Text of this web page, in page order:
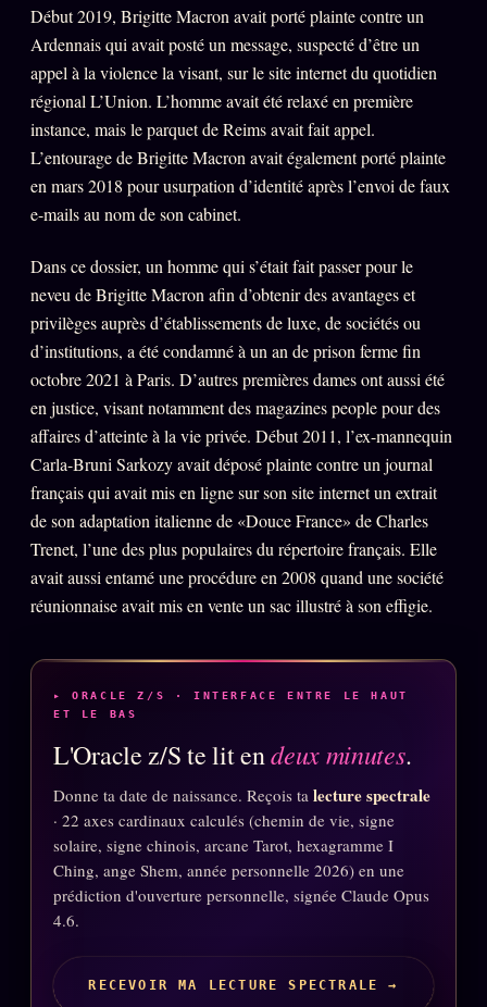
Prophétie confirmée
ÉDITORIAL
À propos
Founders
Équipe
Auteurs
Personas
Who is who
Qui baise qui
+18
Signatures
Charte éditoriale
Studios
Words Radio
PRATIQUE + LÉGAL
Archive complète
Récents
À la une
Tous les tags
Soumettre un tip
Nous écrire
Business
Début 2019, Brigitte Macron avait porté plainte contre un
Ardennais qui avait posté un message, suspecté d’être un
appel à la violence la visant, sur le site internet du quotidien
régional L’Union. L’homme avait été relaxé en première
instance, mais le parquet de Reims avait fait appel.
L’entourage de Brigitte Macron avait également porté plainte
en mars 2018 pour usurpation d’identité après l’envoi de faux
e-mails au nom de son cabinet.
Dans ce dossier, un homme qui s’était fait passer pour le
neveu de Brigitte Macron afin d’obtenir des avantages et
privilèges auprès d’établissements de luxe, de sociétés ou
d’institutions, a été condamné à un an de prison ferme fin
octobre 2021 à Paris. D’autres premières dames ont aussi été
en justice, visant notamment des magazines people pour des
affaires d’atteinte à la vie privée. Début 2011, l’ex-mannequin
Carla-Bruni Sarkozy avait déposé plainte contre un journal
français qui avait mis en ligne sur son site internet un extrait
de son adaptation italienne de «Douce France» de Charles
Trenet, l’une des plus populaires du répertoire français. Elle
avait aussi entamé une procédure en 2008 quand une société
réunionnaise avait mis en vente un sac illustré à son effigie.
▸ ORACLE Z/S · INTERFACE ENTRE LE HAUT
ET LE BAS
L'Oracle z/S te lit endeux minutes.
Donne ta date de naissance. Reçois ta lecture spectrale
· 22 axes cardinaux calculés (chemin de vie, signe
solaire, signe chinois, arcane Tarot, hexagramme I
Ching, ange Shem, année personnelle 2026) en une
prédiction d'ouverture personnelle, signée Claude Opus
4.6.
RECEVOIR MA LECTURE SPECTRALE →